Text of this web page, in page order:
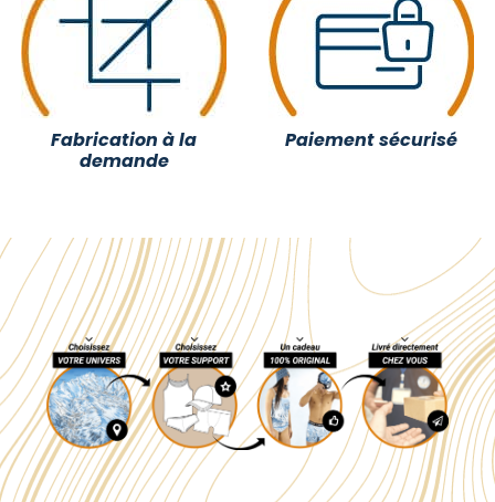
Fabrication à la
demande
Paiement sécurisé